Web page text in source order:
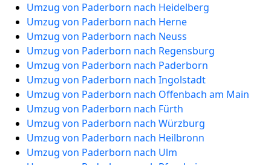
Umzug von Paderborn nach Heidelberg
Umzug von Paderborn nach Herne
Umzug von Paderborn nach Neuss
Umzug von Paderborn nach Regensburg
Umzug von Paderborn nach Paderborn
Umzug von Paderborn nach Ingolstadt
Umzug von Paderborn nach Offenbach am Main
Umzug von Paderborn nach Fürth
Umzug von Paderborn nach Würzburg
Umzug von Paderborn nach Heilbronn
Umzug von Paderborn nach Ulm